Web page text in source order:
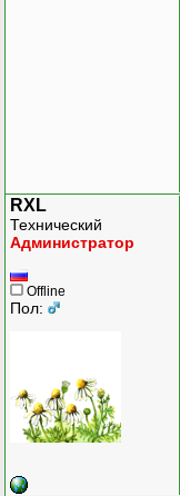
RXL
Технический
Администратор
Offline
Пол: